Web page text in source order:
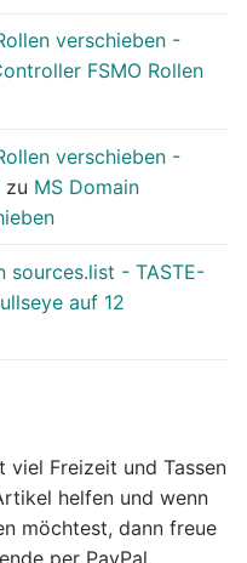
verschieben -
FSMO Rollen
verschieben -
zu MS Domain
sources.list - TASTE-
auf 12
viel Freizeit und Tassen
helfen und wenn
möchtest, dann freue